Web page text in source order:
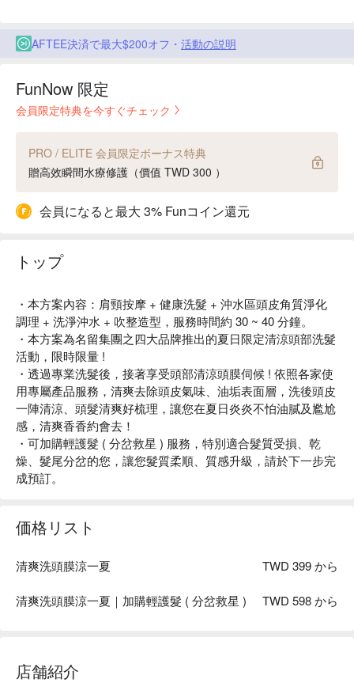
AFTEE決済で最大$200オフ・ 活動の説明
FunNow 限定
会員限定特典を今すぐチェック
PRO / ELITE 会員限定ボーナス特典
贈高效瞬間水療修護（價值 TWD 300 ）
会員になると最大 3% Funコイン還元
トップ
・本方案內容：肩頸按摩 + 健康洗髮 + 沖水區頭皮角質淨化
調理 + 洗淨沖水 + 吹整造型，服務時間約 30 ~ 40 分鐘。
・本方案為名留集團之四大品牌推出的夏日限定清涼頭部洗髮
活動，限時限量 !
・透過專業洗髮後，接著享受頭部清涼頭膜伺候 ! 依照各家使
用專屬產品服務，清爽去除頭皮氣味、油垢表面層，洗後頭皮
一陣清涼、頭髮清爽好梳理，讓您在夏日炎炎不怕油膩及尷尬
感，清爽香香約會去！
・可加購輕護髮 ( 分岔救星 ) 服務，特別適合髮質受損、乾
燥、髮尾分岔的您，讓您髮質柔順、質感升級，請於下一步完
成預訂。
価格リスト
清爽洗頭膜涼一夏 TWD 399 から
清爽洗頭膜涼一夏｜加購輕護髮 ( 分岔救星 ) TWD 598 から
店舗紹介